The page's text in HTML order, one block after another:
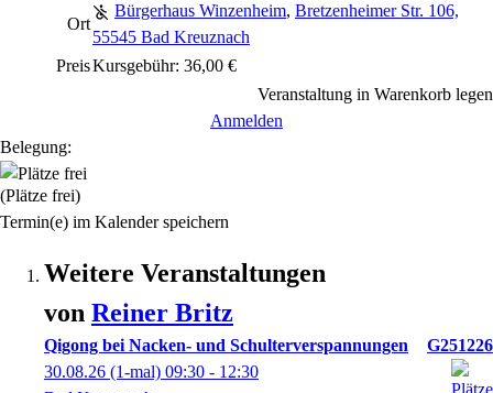
Ort
Bürgerhaus Winzenheim, Bretzenheimer Str. 106,
55545 Bad Kreuznach
PreisKursgebühr: 36,00 €
Veranstaltung in Warenkorb legen
Anmelden
Belegung:
(Plätze frei)
Termin(e) im Kalender speichern
Weitere Veranstaltungen
von Reiner Britz
Qigong bei Nacken- und Schulterverspannungen
G251226
30.08.26 (1-mal) 09:30 - 12:30